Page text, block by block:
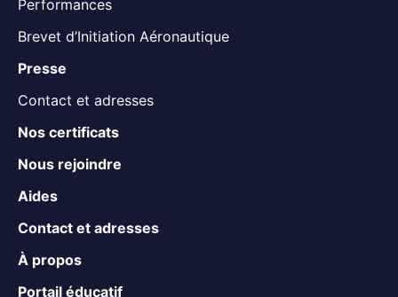
Performances
Brevet d’Initiation Aéronautique
Presse
Contact et adresses
Nos certificats
Nous rejoindre
Aides
Contact et adresses
À propos
Portail éducatif